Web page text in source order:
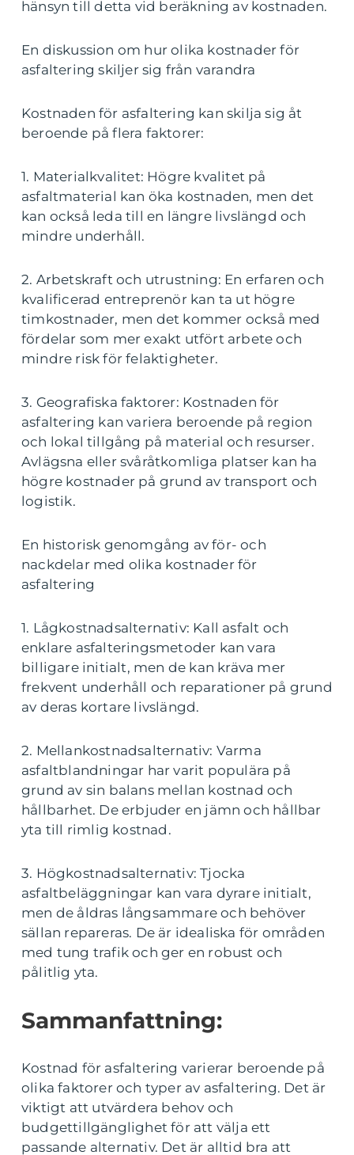
hänsyn till detta vid beräkning av kostnaden.
En diskussion om hur olika kostnader för
asfaltering skiljer sig från varandra
Kostnaden för asfaltering kan skilja sig åt
beroende på flera faktorer:
1. Materialkvalitet: Högre kvalitet på
asfaltmaterial kan öka kostnaden, men det
kan också leda till en längre livslängd och
mindre underhåll.
2. Arbetskraft och utrustning: En erfaren och
kvalificerad entreprenör kan ta ut högre
timkostnader, men det kommer också med
fördelar som mer exakt utfört arbete och
mindre risk för felaktigheter.
3. Geografiska faktorer: Kostnaden för
asfaltering kan variera beroende på region
och lokal tillgång på material och resurser.
Avlägsna eller svåråtkomliga platser kan ha
högre kostnader på grund av transport och
logistik.
En historisk genomgång av för- och
nackdelar med olika kostnader för
asfaltering
1. Lågkostnadsalternativ: Kall asfalt och
enklare asfalteringsmetoder kan vara
billigare initialt, men de kan kräva mer
frekvent underhåll och reparationer på grund
av deras kortare livslängd.
2. Mellankostnadsalternativ: Varma
asfaltblandningar har varit populära på
grund av sin balans mellan kostnad och
hållbarhet. De erbjuder en jämn och hållbar
yta till rimlig kostnad.
3. Högkostnadsalternativ: Tjocka
asfaltbeläggningar kan vara dyrare initialt,
men de åldras långsammare och behöver
sällan repareras. De är idealiska för områden
med tung trafik och ger en robust och
pålitlig yta.
Sammanfattning:
Kostnad för asfaltering varierar beroende på
olika faktorer och typer av asfaltering. Det är
viktigt att utvärdera behov och
budgettillgänglighet för att välja ett
passande alternativ. Det är alltid bra att